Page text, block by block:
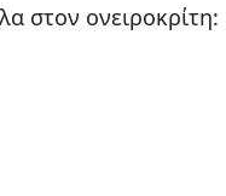
στον ονειροκρίτη: